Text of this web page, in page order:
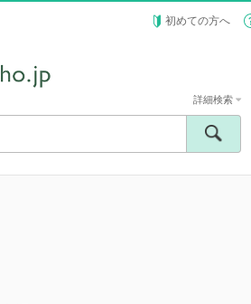
初めての方へ
詳細検索